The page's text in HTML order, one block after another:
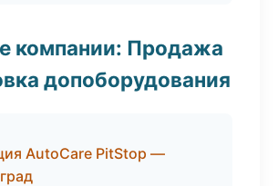
компании: Продажа
допоборудования
AutoCare PitStop —